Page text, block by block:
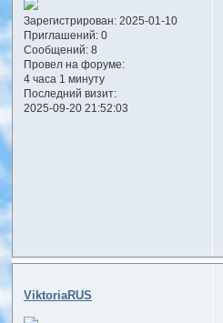
Зарегистрирован: 2025-01-10
Приглашений:0
Сообщений:8
Провел на форуме:
4 часа 1 минуту
Последний визит:
2025-09-20 21:52:03
ViktoriaRUS